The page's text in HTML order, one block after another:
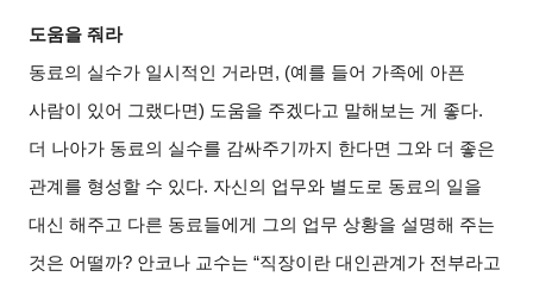
도움을 줘라
동료의 실수가 일시적인 거라면, (예를 들어 가족에 아픈
사람이 있어 그랬다면) 도움을 주겠다고 말해보는 게 좋다.
더 나아가 동료의 실수를 감싸주기까지 한다면 그와 더 좋은
관계를 형성할 수 있다. 자신의 업무와 별도로 동료의 일을
대신 해주고 다른 동료들에게 그의 업무 상황을 설명해 주는
것은 어떨까? 안코나 교수는 “직장이란 대인관계가 전부라고